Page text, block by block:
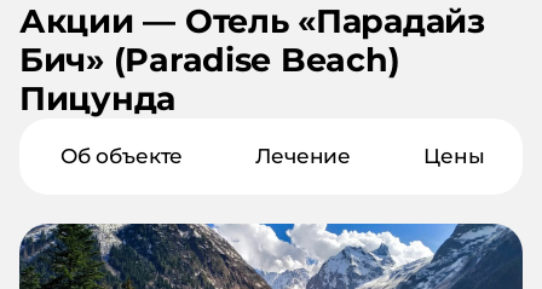
Акции — Отель «Парадайз
Бич» (Paradise Beach)
Пицунда
Об объекте Лечение Цены